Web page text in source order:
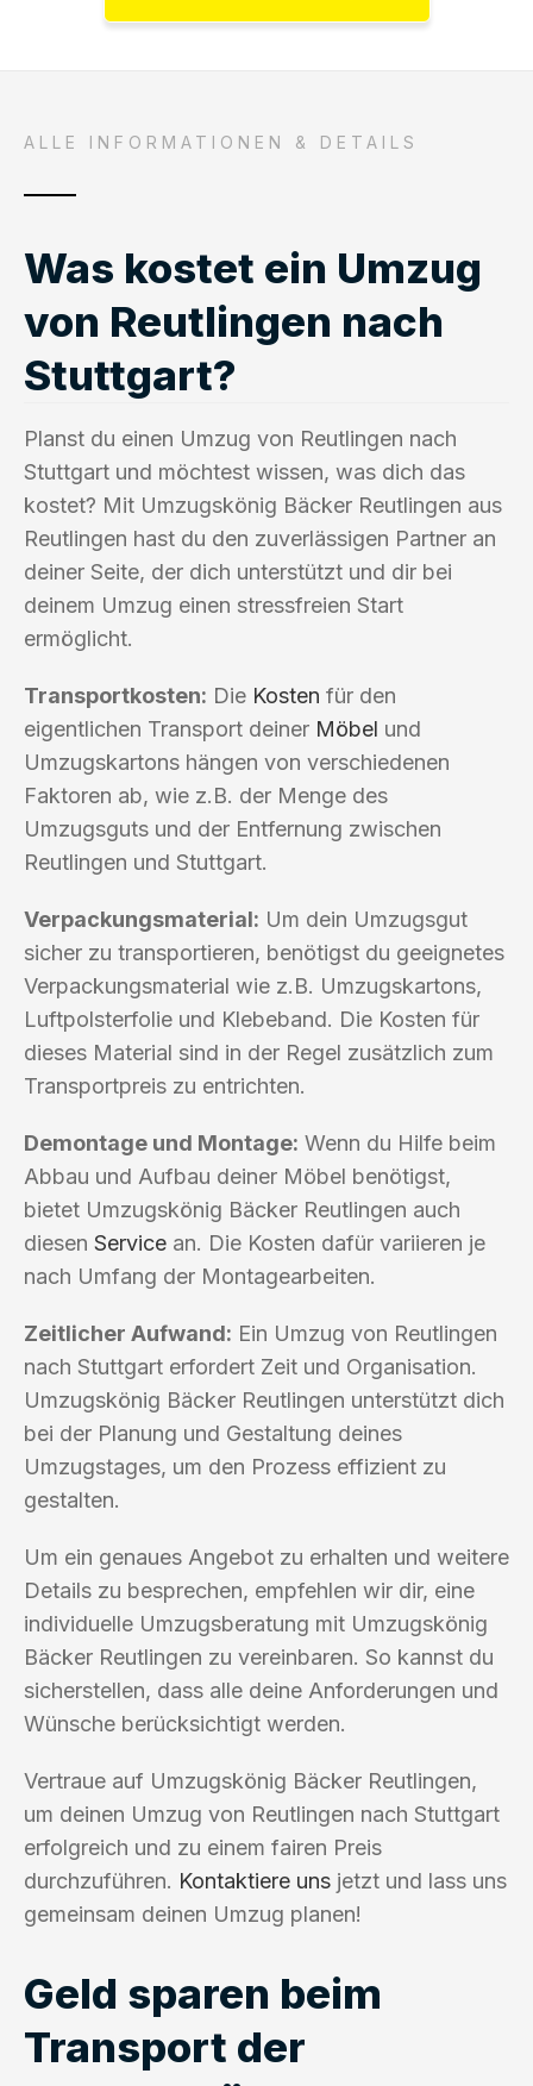
ALLE INFORMATIONEN & DETAILS
Was kostet ein Umzug
von Reutlingen nach
Stuttgart?
Planst du einen Umzug von Reutlingen nach
Stuttgart und möchtest wissen, was dich das
kostet? Mit Umzugskönig Bäcker Reutlingen aus
Reutlingen hast du den zuverlässigen Partner an
deiner Seite, der dich unterstützt und dir bei
deinem Umzug einen stressfreien Start
ermöglicht.
Transportkosten: Die Kosten für den
eigentlichen Transport deiner Möbel und
Umzugskartons hängen von verschiedenen
Faktoren ab, wie z.B. der Menge des
Umzugsguts und der Entfernung zwischen
Reutlingen und Stuttgart.
Verpackungsmaterial: Um dein Umzugsgut
sicher zu transportieren, benötigst du geeignetes
Verpackungsmaterial wie z.B. Umzugskartons,
Luftpolsterfolie und Klebeband. Die Kosten für
dieses Material sind in der Regel zusätzlich zum
Transportpreis zu entrichten.
Demontage und Montage: Wenn du Hilfe beim
Abbau und Aufbau deiner Möbel benötigst,
bietet Umzugskönig Bäcker Reutlingen auch
diesen Service an. Die Kosten dafür variieren je
nach Umfang der Montagearbeiten.
Zeitlicher Aufwand: Ein Umzug von Reutlingen
nach Stuttgart erfordert Zeit und Organisation.
Umzugskönig Bäcker Reutlingen unterstützt dich
bei der Planung und Gestaltung deines
Umzugstages, um den Prozess effizient zu
gestalten.
Um ein genaues Angebot zu erhalten und weitere
Details zu besprechen, empfehlen wir dir, eine
individuelle Umzugsberatung mit Umzugskönig
Bäcker Reutlingen zu vereinbaren. So kannst du
sicherstellen, dass alle deine Anforderungen und
Wünsche berücksichtigt werden.
Vertraue auf Umzugskönig Bäcker Reutlingen,
um deinen Umzug von Reutlingen nach Stuttgart
erfolgreich und zu einem fairen Preis
durchzuführen. Kontaktiere uns jetzt und lass uns
gemeinsam deinen Umzug planen!
Geld sparen beim
Transport der